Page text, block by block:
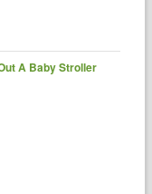
A Baby Stroller